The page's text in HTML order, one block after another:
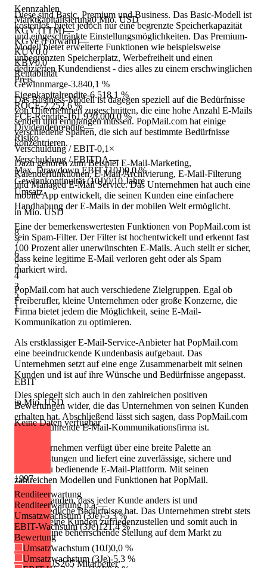
Kennzahlen
Marktkapitalisierung0 Mio. USD
KGV (TTM)—
KGVe (Forward)—
KUV0,0
KBV0,0
Rentabilität
Gewinnmarge-3.840,1 %
Eigenkapitalrendite-6.518,1 %
ROCE-2.252,6 %
FCF-Rendite-161.930.000,0 %
Dividendenrendite—
Risiko
Verschuldung / EBIT-0,1×
Verschuldung / EBITDA—
Max. Drawdown EBIT (10J)0,0 %
Gewinnkontinuität (10J)0/10 Jahre
Umsatz
in Mio. USD
8
7
6
5
4
3
2
1
1997
EBIT
in Mio. USD
Keine Daten verfügbar
Renditeerwartung
Renditeerwartung p.a.—
Umsatzwachstum (3Je)-5,3 %
EBIT-Wachstum (3Je)121,4 %
Bewertung
Umsatzwachstum (10J)0,0 %
Umsatzwachstum (3Je)-5,3 %
Diese sind Basic, Premium und Business. Das Basic-Modell ist
kostenlos, bietet jedoch nur eine begrenzte Speicherkapazität
und eingeschränkte Einstellungsmöglichkeiten. Das Premium-
Modell bietet erweiterte Funktionen wie beispielsweise
unbegrenzten Speicherplatz, Werbefreiheit und einen
dedizierten Kundendienst - dies alles zu einem erschwinglichen
Preis.
Das Business-Modell ist dagegen speziell auf die Bedürfnisse
von Unternehmen zugeschnitten, die eine hohe Anzahl E-Mails
senden und empfangen müssen. PopMail.com hat einige
verschiedene Sparten, die sich auf bestimmte Bedürfnisse
konzentrieren.
Dazu gehören zum Beispiel E-Mail-Marketing,
Kalenderfunktionen, E-Mail-Archivierung, E-Mail-Filterung
und Managed E-Mail Service. Das Unternehmen hat auch eine
mobile App entwickelt, die seinen Kunden eine einfachere
Handhabung der E-Mails in der mobilen Welt ermöglicht.
Eine der bemerkenswertesten Funktionen von PopMail.com ist
sein Spam-Filter. Der Filter ist hochentwickelt und erkennt fast
100 Prozent aller unerwünschten E-Mails. Auch stellt er sicher,
dass keine legitime E-Mail verloren geht oder als Spam
markiert wird.
PopMail.com hat auch verschiedene Zielgruppen. Egal ob
Freiberufler, kleine Unternehmen oder große Konzerne, die
Firma bietet jedem die Möglichkeit, seine E-Mail-
Kommunikation zu optimieren.
Als erstklassiger E-Mail-Service-Anbieter hat PopMail.com
eine beeindruckende Kundenbasis aufgebaut. Das
Unternehmen setzt auf eine enge Zusammenarbeit mit seinen
Kunden und ist auf ihre Wünsche und Bedürfnisse angepasst.
Dies spiegelt sich auch in den zahlreichen positiven
Bewertungen wider, die das Unternehmen von seinen Kunden
erhalten hat. Abschließend lässt sich sagen, dass PopMail.com
Inc eine führende E-Mail-Kommunikationsfirma ist.
Das Unternehmen verfügt über eine breite Palette an
Dienstleistungen und liefert eine zuverlässige, sichere und
einfach zu bedienende E-Mail-Plattform. Mit seinen
zahlreichen Modellen und Funktionen hat PopMail.
com verstanden, dass jeder Kunde anders ist und
unterschiedliche Bedürfnisse hat. Das Unternehmen strebt stets
danach, seine Kunden zufriedenzustellen und somit auch in
Zukunft eine beherrschende Stellung auf dem Markt zu
bekleiden.
N/AN/AUS265Mitarbeiter